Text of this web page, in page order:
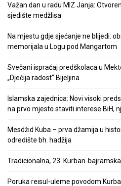
Važan dan u radu MIZ Janja:
sjedište medžlisa
Na mjestu gdje sjećanje ne blijedi:
memorijala u Logu pod Mangartom
Svečani ispraćaj predškolaca u
„Dječija radost“ Bijeljina
Islamska zajednica: Novi visoki
na prvo mjesto staviti interese BiH,
Mesdžid Kuba – prva džamija u
odredište bh. hadžija
Tradicionalna, 23. Kurban-
Poruka reisul-uleme povodom